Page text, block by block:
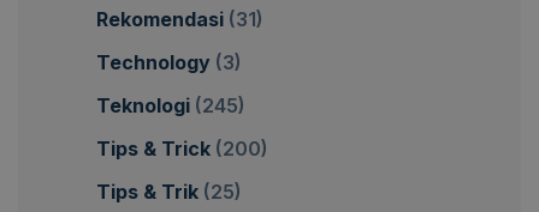
Rekomendasi (31)
Technology (3)
Teknologi (245)
Tips & Trick (200)
Tips & Trik (25)